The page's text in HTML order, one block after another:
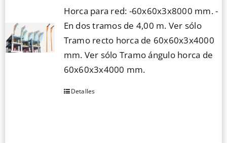
Horca para red: -60x60x3x8000 mm. -
En dos tramos de 4,00 m. Ver sólo
Tramo recto horca de 60x60x3x4000
mm. Ver sólo Tramo ángulo horca de
60x60x3x4000 mm.
Detalles